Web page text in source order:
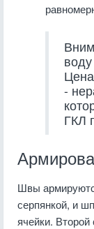
-
ГКЛ
Швы
серпянкой, и
ячейки.